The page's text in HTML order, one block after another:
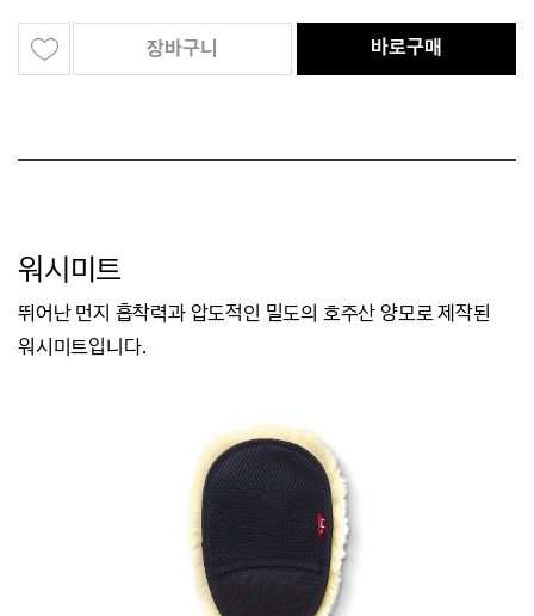
장바구니 바로구매
워시미트
뛰어난 먼지 흡착력과 압도적인 밀도의 호주산 양모로 제작된
워시미트입니다.